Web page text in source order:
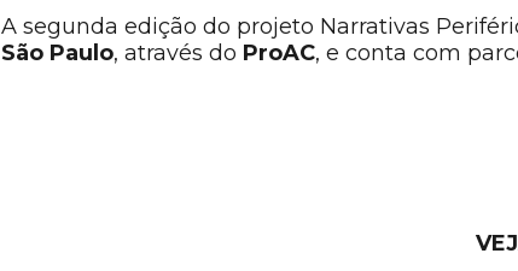
A segunda edição do projeto Narrativas
São Paulo, através do ProAC, e conta com